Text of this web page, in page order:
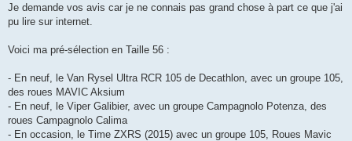
Je demande vos avis car je ne connais pas grand chose à part ce que j'ai
pu lire sur internet.
Voici ma pré-sélection en Taille 56 :
- En neuf, le Van Rysel Ultra RCR 105 de Decathlon, avec un groupe 105,
des roues MAVIC Aksium
- En neuf, le Viper Galibier, avec un groupe Campagnolo Potenza, des
roues Campagnolo Calima
- En occasion, le Time ZXRS (2015) avec un groupe 105, Roues Mavic